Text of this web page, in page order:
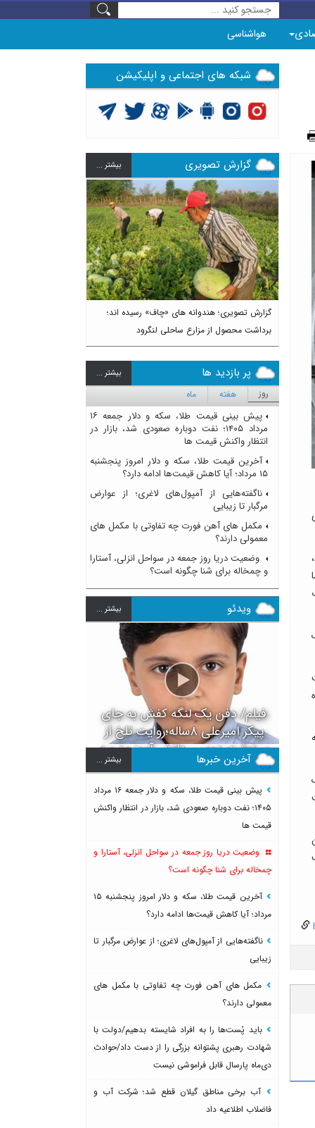
هواشناسی
شبکه های اجتماعی و اپلیکیشن
گزارش تصویری بيشتر ...
گزارش تصویری؛ هندوانه های «چاف» رسیده اند؛
برداشت محصول از مزارع ساحلی لنگرود
Previous Next
پر بازدید ها بيشتر ...
روز هفته ماه
پیش بینی قیمت طلا، سکه و دلار جمعه ۱۶
مرداد ۱۴۰۵؛ نفت دوباره صعودی شد، بازار در
انتظار واکنش قیمت ها
آخرین قیمت طلا، سکه و دلار امروز پنجشنبه
۱۵ مرداد؛ آیا کاهش قیمت‌ها ادامه دارد؟
ناگفته‌هایی از آمپول‌های لاغری؛ از عوارض
مرگبار تا زیبایی
مکمل های آهن فورت چه تفاوتی با مکمل های
معمولی دارند؟
وضعیت دریا روز جمعه در سواحل انزلی، آستارا
و چمخاله برای شنا چگونه است؟
ویدئو بيشتر ...
فیلم/ دفن یک لنگه کفش به جای
پیکر امیرعلی ۸ساله؛روایت تلخ از
سرنوشت دومین دانش آموز مدرسه
میناب بعد از ماکان
آخرین خبرها بيشتر ...
پیش بینی قیمت طلا، سکه و دلار جمعه ۱۶ مرداد
۱۴۰۵؛ نفت دوباره صعودی شد، بازار در انتظار واکنش
قیمت ها
وضعیت دریا روز جمعه در سواحل انزلی، آستارا و
چمخاله برای شنا چگونه است؟
آخرین قیمت طلا، سکه و دلار امروز پنجشنبه ۱۵
مرداد؛ آیا کاهش قیمت‌ها ادامه دارد؟
ناگفته‌هایی از آمپول‌های لاغری؛ از عوارض مرگبار تا
زیبایی
مکمل های آهن فورت چه تفاوتی با مکمل های
معمولی دارند؟
باید پُست‌ها را به افراد شایسته بدهیم/دولت با
شهادت رهبری پشتوانه بزرگی را از دست داد/حوادث
دی‌ماه پارسال قابل فراموشی نیست
آب برخی مناطق گیلان قطع شد؛ شرکت آب و
فاضلاب اطلاعیه داد